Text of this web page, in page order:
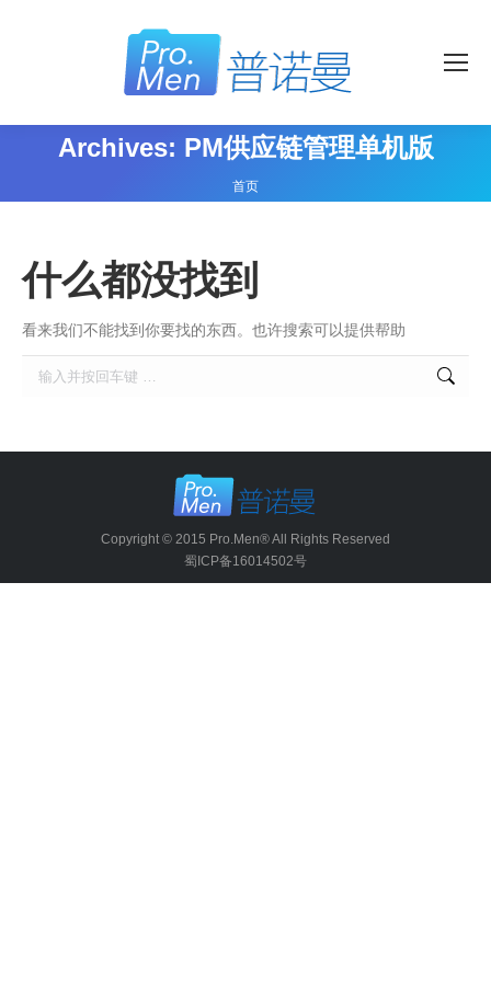
Archives: PM供应链管理单机版
您在这里：
首页
什么都没找到
看来我们不能找到你要找的东西。也许搜索可以提供帮助
Copyright © 2015 Pro.Men® All Rights Reserved
蜀ICP备16014502号